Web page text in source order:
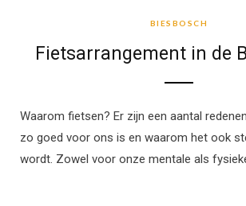
BIESBOSCH
Fietsarrangement in de
Waarom fietsen? Er zijn een aantal
zo goed voor ons is en waarom het ook
wordt. Zowel voor onze mentale als